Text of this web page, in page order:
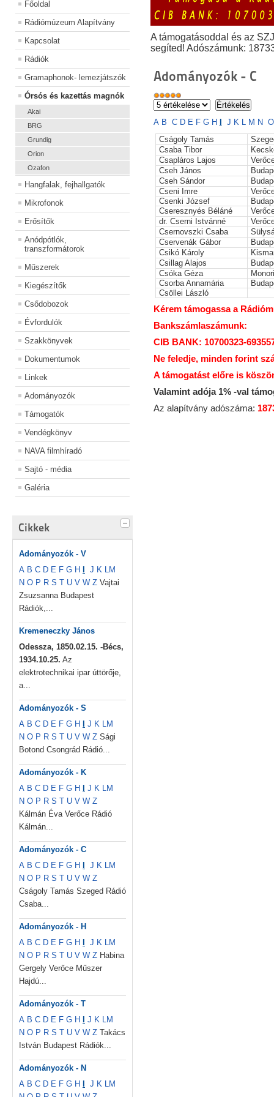
Főoldal
Rádiómúzeum Alapítvány
Kapcsolat
Rádiók
Gramaphonok- lemezjátszók
Órsós és kazettás magnók
Akai
BRG
Grundig
Orion
Ozafon
Hangfalak, fejhallgatók
Mikrofonok
Erősítők
Anódpótlók,
transzformátorok
Műszerek
Kiegészítők
Csődobozok
Évfordulók
Szakkönyvek
Dokumentumok
Linkek
Adományozók
Támogatók
Vendégkönyv
NAVA filmhíradó
Sajtó - média
Galéria
Cikkek
Adományozók - V
A B C D E F G H J K LM
N O P R S T U V W Z Vajtai
Zsuzsanna Budapest
Rádiók,...
Kremeneczky János
Odessza, 1850.02.15. -Bécs,
1934.10.25. Az
elektrotechnikai ipar úttörője,
a...
Adományozók - S
A B C D E F G H J K LM
N O P R S T U V W Z Sági
Botond Csongrád Rádió...
Adományozók - K
A B C D E F G H J K LM
N O P R S T U V W Z
Kálmán Éva Verőce Rádió
Kálmán...
Adományozók - C
A B C D E F G H J K LM
N O P R S T U V W Z
Cságoly Tamás Szeged Rádió
Csaba...
Adományozók - H
A B C D E F G H J K LM
N O P R S T U V W Z Habina
Gergely Verőce Műszer
Hajdú...
Adományozók - T
A B C D E F G H J K LM
N O P R S T U V W Z Takács
István Budapest Rádiók...
Adományozók - N
A B C D E F G H J K LM
A támogatásoddal és az
segíted! Adószámunk:
Adományozók - C
A B C D E F G H J K L M N O
Cságoly Tamás
Csaba Tibor
Csapláros Lajos
Cseh János
Cseh Sándor
Cseni Imre
Csenki József
Cseresznyés Béláné
dr. Cserni Istvánné
Csernovszki Csaba
Cservenák Gábor
Csikó Károly
Csillag Alajos
Csóka Géza
Csorba Annamária
Csöllei László
Kérem támogassa a
Bankszámlaszámunk:
CIB BANK: 10700323-
Ne feledje, minden forint
A támogatást előre is
Valamint adója 1% -val
Az alapítvány adószáma: